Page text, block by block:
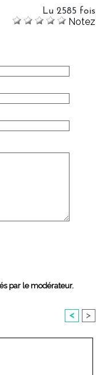
Lu 2585 fois
Notez
par le modérateur.
< >